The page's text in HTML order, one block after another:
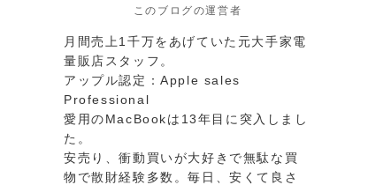
このブログの運営者
月間売上1千万をあげていた元大手家電
量販店スタッフ。
アップル認定：Apple sales
Professional
愛用のMacBookは13年目に突入しまし
た。
安売り、衝動買いが大好きで無駄な買
物で散財経験多数。毎日、安くて良さ